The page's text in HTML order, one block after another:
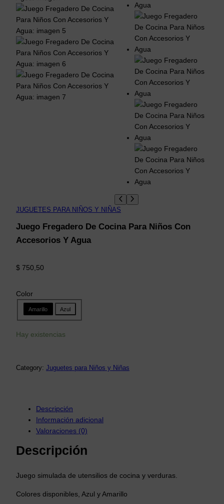
JUGUETES PARA NIÑOS Y NIÑAS
Juego Fregadero De Cocina Para Niños Con
Accesorios Y Agua
$ 750,50
Color
Amarillo Azul
Hay existencias
Category: Juguetes para Niños y Niñas
Descripción
Información adicional
Valoraciones (0)
Descripción
Juego simulada de utensilios de cocina y verduras.
Colores disponibles, Azul y Amarillo